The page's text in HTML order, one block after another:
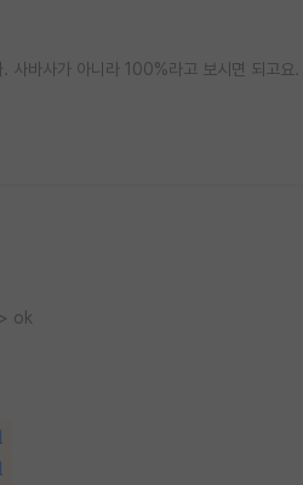
사바사가 아니라 100%라고 보시면 되고
ok